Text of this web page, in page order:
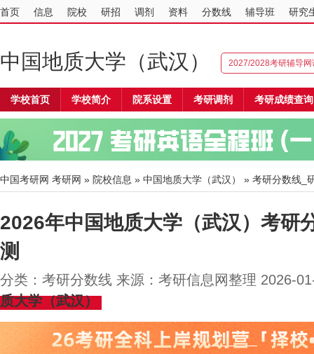
首页 信息 院校 研招 调剂 资料 分数线 辅导班 研究
中国地质大学（武汉） 2027/2028考研辅导网
学校首页 学校简介 院系设置 考研调剂 考研成绩查询
中国考研网 考研网 » 院校信息 » 中国地质大学（武汉） » 考研分数线_
2026年中国地质大学（武汉）考研
测
分类：考研分数线 来源：考研信息网整理 2026-
质大学（武汉）